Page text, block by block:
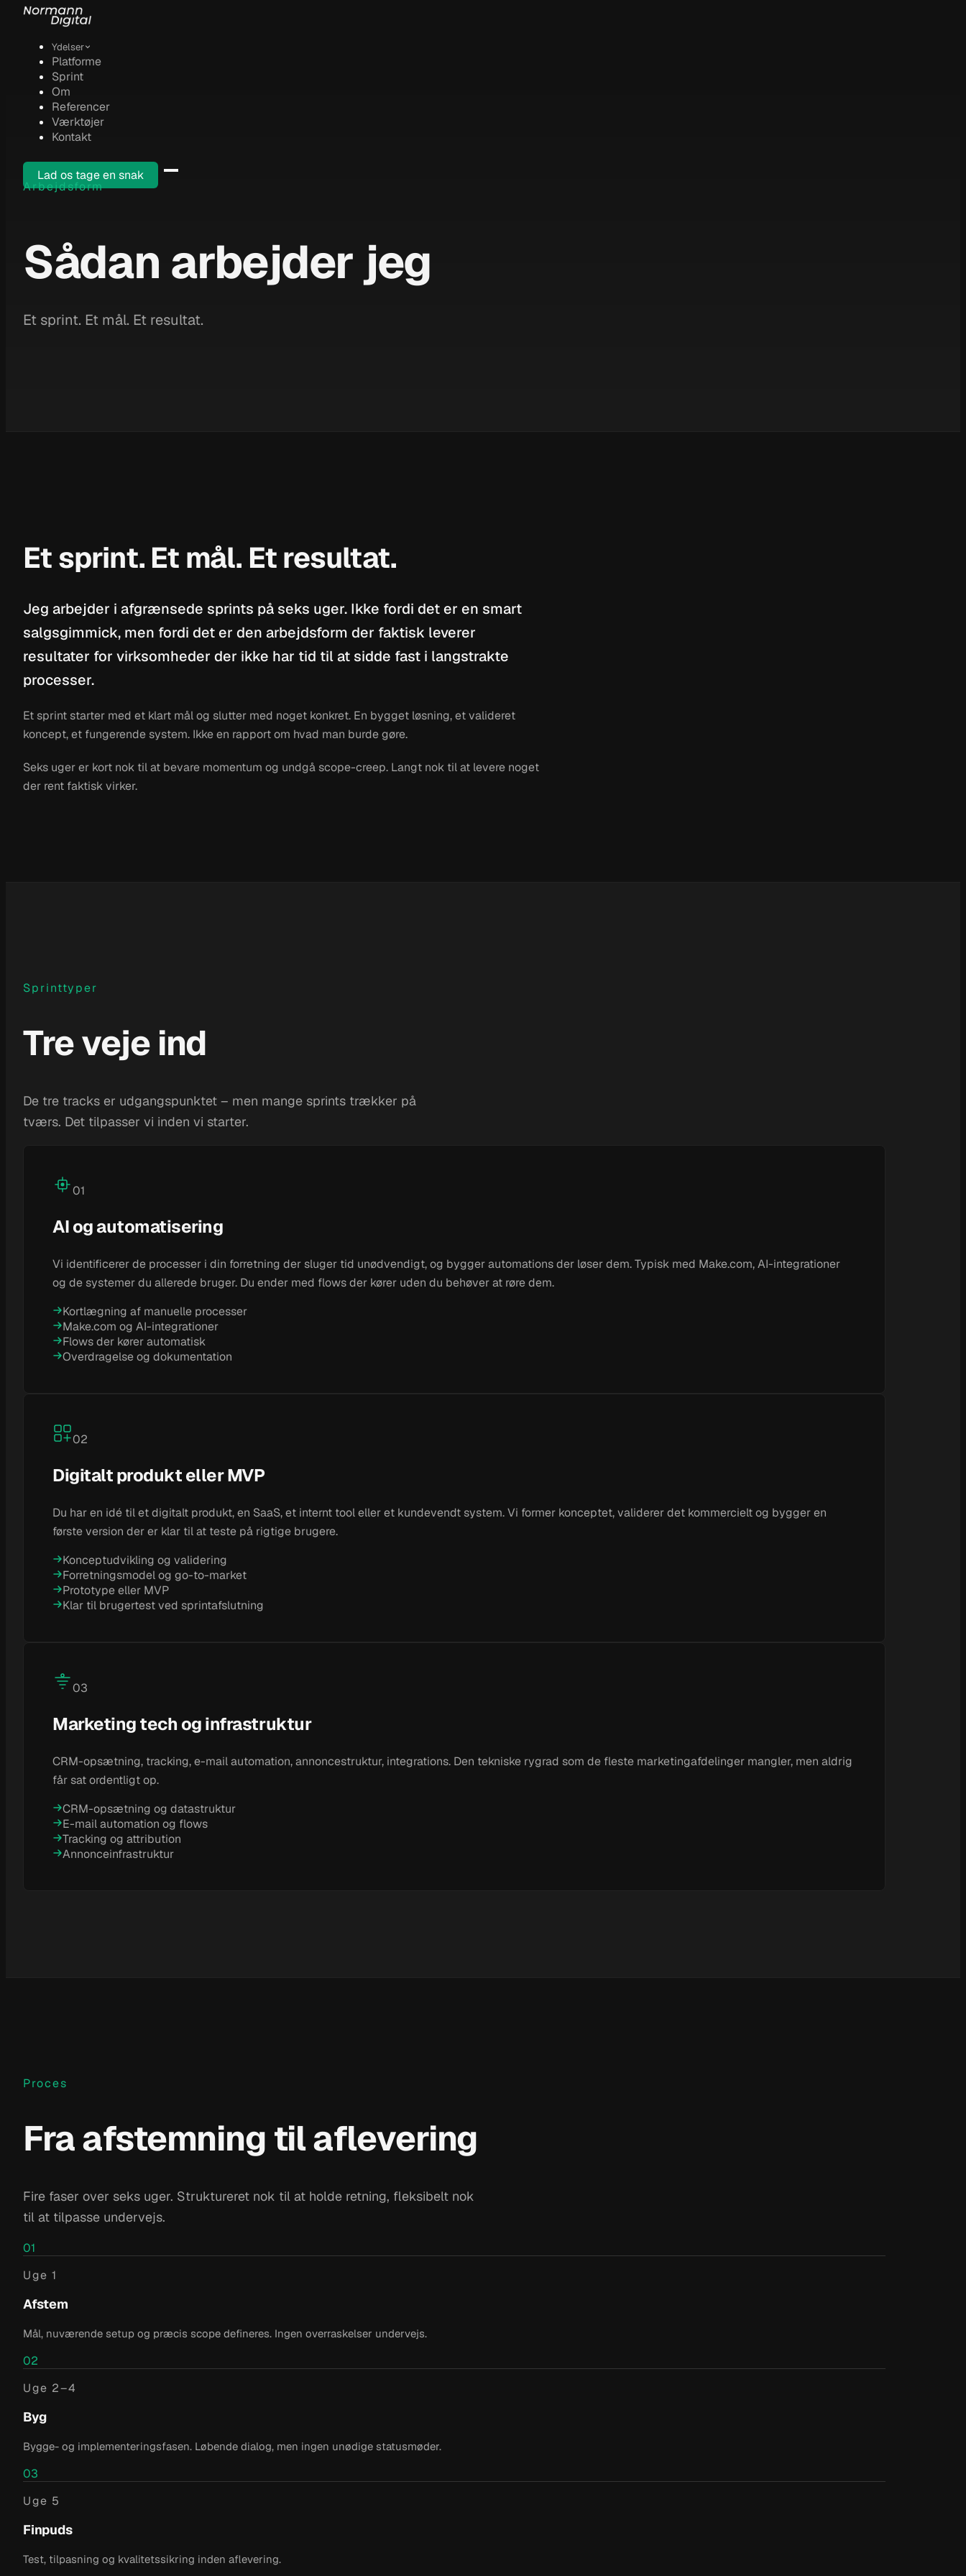
Ydelser
Platforme
Sprint
Om
Referencer
Værktøjer
Kontakt
Lad os tage en snak
Arbejdsform
Sådan arbejder jeg
Et sprint. Et mål. Et resultat.
Et sprint. Et mål. Et resultat.
Jeg arbejder i afgrænsede sprints på seks uger. Ikke fordi det er en smart
salgsgimmick, men fordi det er den arbejdsform der faktisk leverer
resultater for virksomheder der ikke har tid til at sidde fast i langstrakte
processer.
Et sprint starter med et klart mål og slutter med noget konkret. En bygget løsning, et valideret
koncept, et fungerende system. Ikke en rapport om hvad man burde gøre.
Seks uger er kort nok til at bevare momentum og undgå scope-creep. Langt nok til at levere noget
der rent faktisk virker.
Sprinttyper
Tre veje ind
De tre tracks er udgangspunktet – men mange sprints trækker på
tværs. Det tilpasser vi inden vi starter.
01
AI og automatisering
Vi identificerer de processer i din forretning der sluger tid unødvendigt, og bygger automations der løser dem. Typisk med Make.com, AI-integrationer
og de systemer du allerede bruger. Du ender med flows der kører uden du behøver at røre dem.
Kortlægning af manuelle processer
Make.com og AI-integrationer
Flows der kører automatisk
Overdragelse og dokumentation
02
Digitalt produkt eller MVP
Du har en idé til et digitalt produkt, en SaaS, et internt tool eller et kundevendt system. Vi former konceptet, validerer det kommercielt og bygger en
første version der er klar til at teste på rigtige brugere.
Konceptudvikling og validering
Forretningsmodel og go-to-market
Prototype eller MVP
Klar til brugertest ved sprintafslutning
03
Marketing tech og infrastruktur
CRM-opsætning, tracking, e-mail automation, annoncestruktur, integrations. Den tekniske rygrad som de fleste marketingafdelinger mangler, men aldrig
får sat ordentligt op.
CRM-opsætning og datastruktur
E-mail automation og flows
Tracking og attribution
Annonceinfrastruktur
Proces
Fra afstemning til aflevering
Fire faser over seks uger. Struktureret nok til at holde retning, fleksibelt nok
til at tilpasse undervejs.
01
Uge 1
Afstem
Mål, nuværende setup og præcis scope defineres. Ingen overraskelser undervejs.
02
Uge 2–4
Byg
Bygge- og implementeringsfasen. Løbende dialog, men ingen unødige statusmøder.
03
Uge 5
Finpuds
Test, tilpasning og kvalitetssikring inden aflevering.